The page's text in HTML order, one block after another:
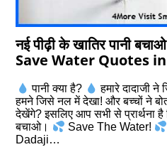
नई पीढ़ी के खातिर पानी
Save Water Quotes
पानी क्या है?
हमारे दादाजी ने
हमने जिसे नल में देखा! और बच्चों ने
देखेंगे? इसलिए आप सभी से प्रार्थना है
बचाओ।
Save The Water!
Dadaji…